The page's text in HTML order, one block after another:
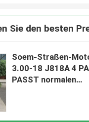
Sie den besten
Soem-Straßen-
3.00-18 J818A 4
PASST normalen